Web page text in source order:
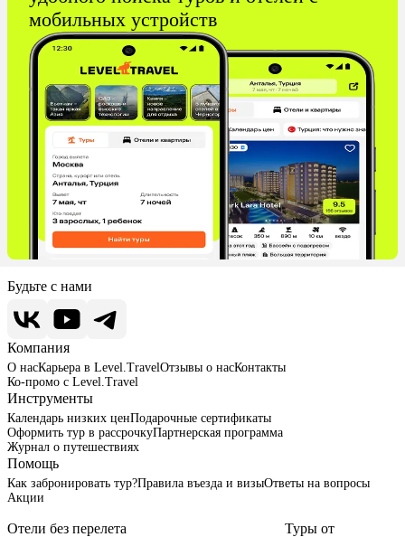
мобильных устройств
Будьте с нами
Компания
О насКарьера в Level.TravelОтзывы о насКонтакты
Ко-промо с Level.Travel
Инструменты
Календарь низких ценПодарочные сертификаты
Оформить тур в рассрочкуПартнерская программа
Журнал о путешествиях
Помощь
Как забронировать тур?Правила въезда и визыОтветы на вопросы
Акции
Отели без перелета Туры от